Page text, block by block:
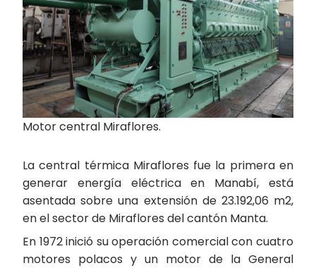
Motor central Miraflores.
La central térmica Miraflores fue la primera en
generar energía eléctrica en Manabí, está
asentada sobre una extensión de 23.192,06 m2,
en el sector de Miraflores del cantón Manta.
En 1972 inició su operación comercial con cuatro
motores polacos y un motor de la General